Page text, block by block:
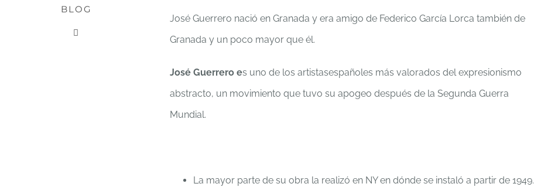
BLOG
José Guerrero nació en Granada y era amigo de Federico García Lorca también de
Granada y un poco mayor que él.
José Guerrero es uno de los artistasespañoles más valorados del expresionismo
abstracto, un movimiento que tuvo su apogeo después de la Segunda Guerra
Mundial.
La mayor parte de su obra la realizó en NY en dónde se instaló a partir de 1949.